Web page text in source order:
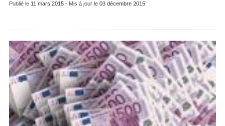
Publié le 11 mars 2015 - Mis à jour le 03 décembre 2015